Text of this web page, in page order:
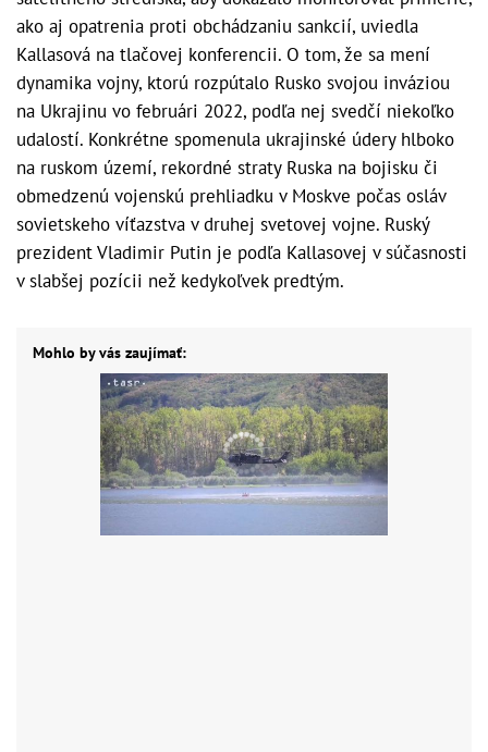
ako aj opatrenia proti obchádzaniu sankcií, uviedla
Kallasová na tlačovej konferencii. O tom, že sa mení
dynamika vojny, ktorú rozpútalo Rusko svojou inváziou
na Ukrajinu vo februári 2022, podľa nej svedčí niekoľko
udalostí. Konkrétne spomenula ukrajinské údery hlboko
na ruskom území, rekordné straty Ruska na bojisku či
obmedzenú vojenskú prehliadku v Moskve počas osláv
sovietskeho víťazstva v druhej svetovej vojne. Ruský
prezident Vladimir Putin je podľa Kallasovej v súčasnosti
v slabšej pozícii než kedykoľvek predtým.
Mohlo by vás zaujímať: